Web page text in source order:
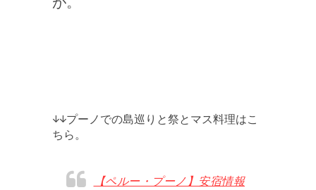
↓↓プーノでの島巡りと祭とマス料理はこ
ちら。
【ペルー・プーノ】安宿情報